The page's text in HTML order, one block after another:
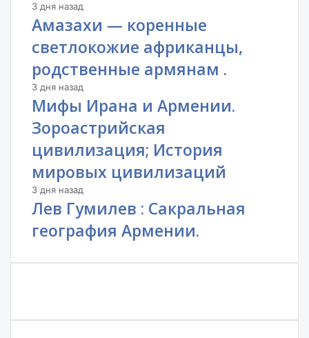
3 дня назад
Амазахи — коренные
светлокожие африканцы,
родственные армянам .
3 дня назад
Мифы Ирана и Армении.
Зороастрийская
цивилизация; История
мировых цивилизаций
3 дня назад
Лев Гумилев : Сакральная
география Армении.